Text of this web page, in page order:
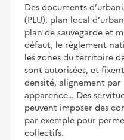
Des documents
(PLU), plan local
plan de sauvegarde et
défaut, le règlement
les zones du territoire
sont autorisées, et
densité, alignement
apparence… Des
peuvent imposer des
par exemple pour
collectifs.